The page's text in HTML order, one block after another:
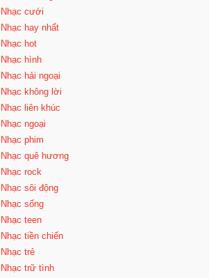
Nhạc cưới
Nhạc hay nhất
Nhạc hot
Nhạc hình
Nhạc hải ngoại
Nhạc không lời
Nhạc liên khúc
Nhạc ngoại
Nhạc phim
Nhạc quê hương
Nhạc rock
Nhạc sôi động
Nhạc sống
Nhạc teen
Nhạc tiền chiến
Nhạc trẻ
Nhạc trữ tình